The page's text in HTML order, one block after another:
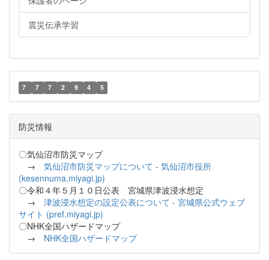
震災伝承学習
7 7 7 2 9 4 5
防災情報
〇気仙沼市防災マップ
→ 気仙沼市防災マップについて - 気仙沼市役所
(kesennuma.miyagi.jp)
〇令和４年５月１０日公表 宮城県津波浸水想定
→ 津波浸水想定の設定公表について - 宮城県公式ウェブ
サイト (pref.miyagi.jp)
〇NHK全国ハザードマップ
→ NHK全国ハザードマップ